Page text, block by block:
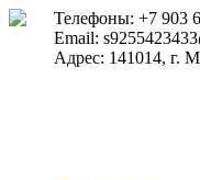
Телефоны: +7 903
Email:
Адрес: 141014, г.